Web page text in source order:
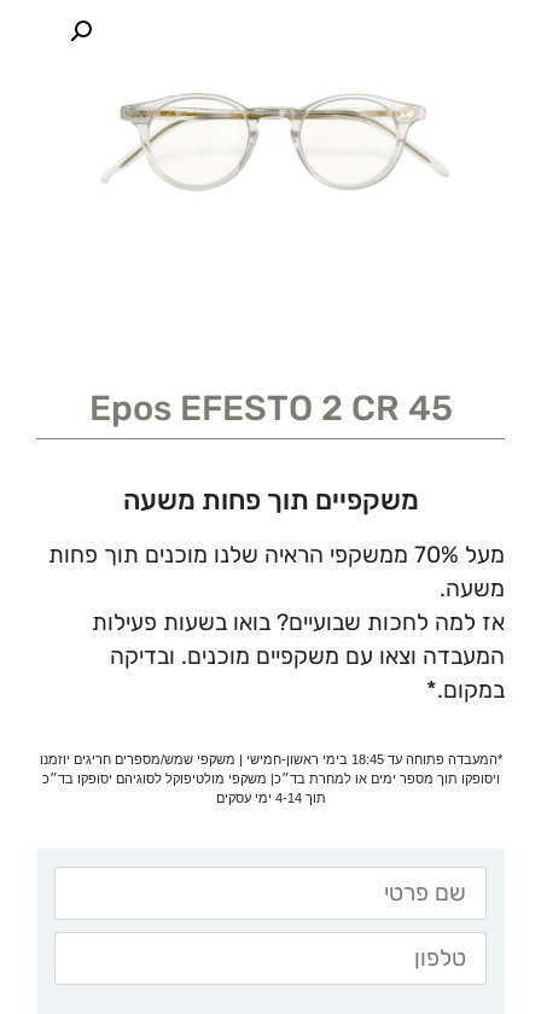
Epos EFESTO 2 CR 45
משקפיים תוך פחות משעה
מעל 70% ממשקפי הראיה שלנו מוכנים תוך פחות
משעה.
אז למה לחכות שבועיים? בואו בשעות פעילות
המעבדה וצאו עם משקפיים מוכנים. ובדיקה
במקום.*
*המעבדה פתוחה עד 18:45 בימי ראשון-חמישי | משקפי שמש/מספרים חריגים יוזמנו
ויסופקו תוך מספר ימים או למחרת בד״כ| משקפי מולטיפוקל לסוגיהם יסופקו בד״כ
תוך 4-14 ימי עסקים